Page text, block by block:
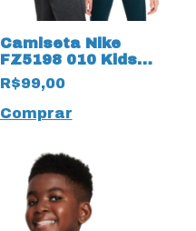
Camiseta Nike
FZ5198 010 Kids
Infantil 19979
Training
R$99,00
Comprar